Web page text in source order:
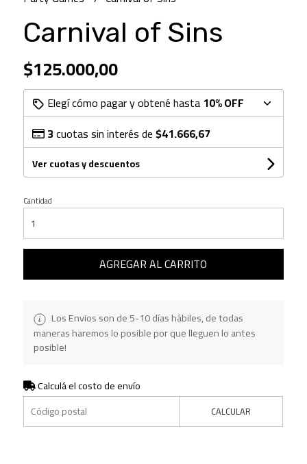
Carnival of Sins
$125.000,00
Elegí cómo pagar y obtené hasta 10% OFF
3cuotas sin interés de$41.666,67
Ver cuotas y descuentos
Cantidad
AGREGAR AL CARRITO
Los Envios son de 5-10 días hábiles, de todas
maneras haremos lo posible por que lleguen lo antes
posible!
Calculá el costo de envío
CALCULAR